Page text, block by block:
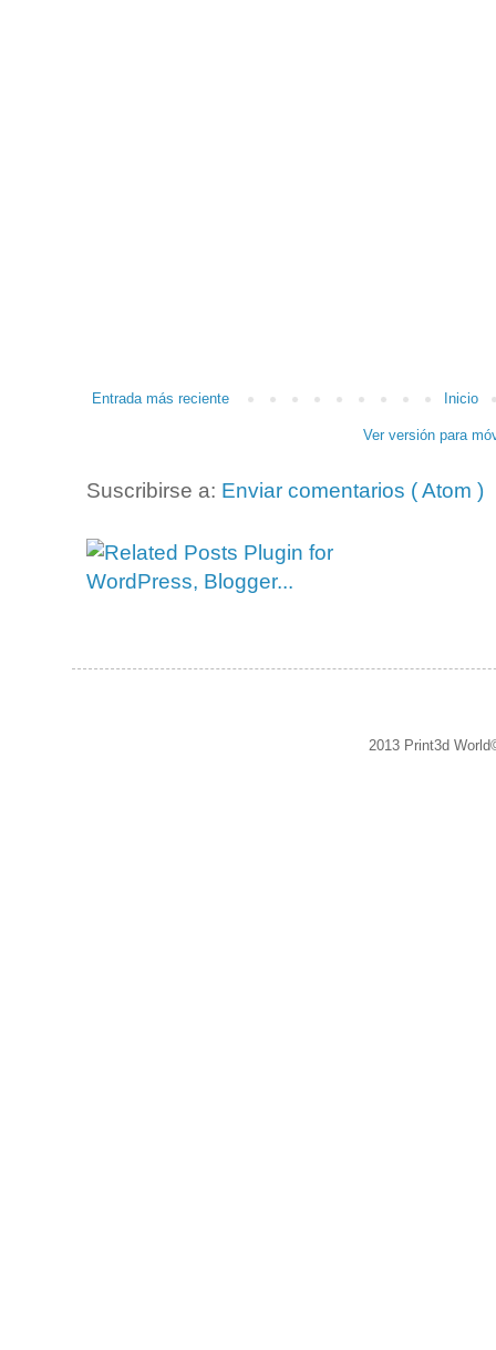
Entrada más reciente Inicio
Ver versión para
Suscribirse a: Enviar comentarios ( Atom )
2013 Print3d